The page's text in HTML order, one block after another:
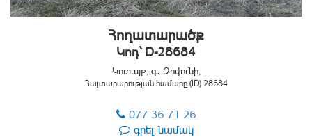
Հողատարածք
Կոդ` D-28684
Կոտայք, գ․ Զովունի,
Հայտարարության համարը (ID) 28684
077 36 71 26
գրել նամակ